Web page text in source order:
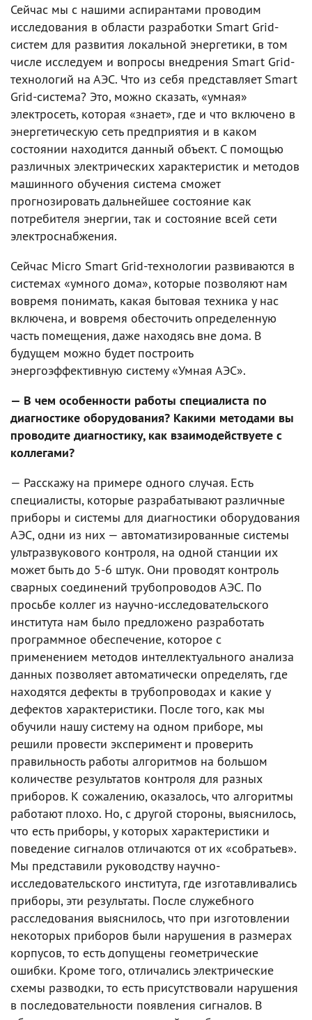
Сейчас мы с нашими аспирантами проводим
исследования в области разработки Smart Grid-
систем для развития локальной энергетики, в том
числе исследуем и вопросы внедрения Smart Grid-
технологий на АЭС. Что из себя представляет Smart
Grid-система? Это, можно сказать, «умная»
электросеть, которая «знает», где и что включено в
энергетическую сеть предприятия и в каком
состоянии находится данный объект. С помощью
различных электрических характеристик и методов
машинного обучения система сможет
прогнозировать дальнейшее состояние как
потребителя энергии, так и состояние всей сети
электроснабжения.
Сейчас Micro Smart Grid-технологии развиваются в
системах «умного дома», которые позволяют нам
вовремя понимать, какая бытовая техника у нас
включена, и вовремя обесточить определенную
часть помещения, даже находясь вне дома. В
будущем можно будет построить
энергоэффективную систему «Умная АЭС».
— В чем особенности работы специалиста по
диагностике оборудования? Какими методами вы
проводите диагностику, как взаимодействуете с
коллегами?
— Расскажу на примере одного случая. Есть
специалисты, которые разрабатывают различные
приборы и системы для диагностики оборудования
АЭС, одни из них — автоматизированные системы
ультразвукового контроля, на одной станции их
может быть до 5-6 штук. Они проводят контроль
сварных соединений трубопроводов АЭС. По
просьбе коллег из научно-исследовательского
института нам было предложено разработать
программное обеспечение, которое с
применением методов интеллектуального анализа
данных позволяет автоматически определять, где
находятся дефекты в трубопроводах и какие у
дефектов характеристики. После того, как мы
обучили нашу систему на одном приборе, мы
решили провести эксперимент и проверить
правильность работы алгоритмов на большом
количестве результатов контроля для разных
приборов. К сожалению, оказалось, что алгоритмы
работают плохо. Но, с другой стороны, выяснилось,
что есть приборы, у которых характеристики и
поведение сигналов отличаются от их «собратьев».
Мы представили руководству научно-
исследовательского института, где изготавливались
приборы, эти результаты. После служебного
расследования выяснилось, что при изготовлении
некоторых приборов были нарушения в размерах
корпусов, то есть допущены геометрические
ошибки. Кроме того, отличались электрические
схемы разводки, то есть присутствовали нарушения
в последовательности появления сигналов. В